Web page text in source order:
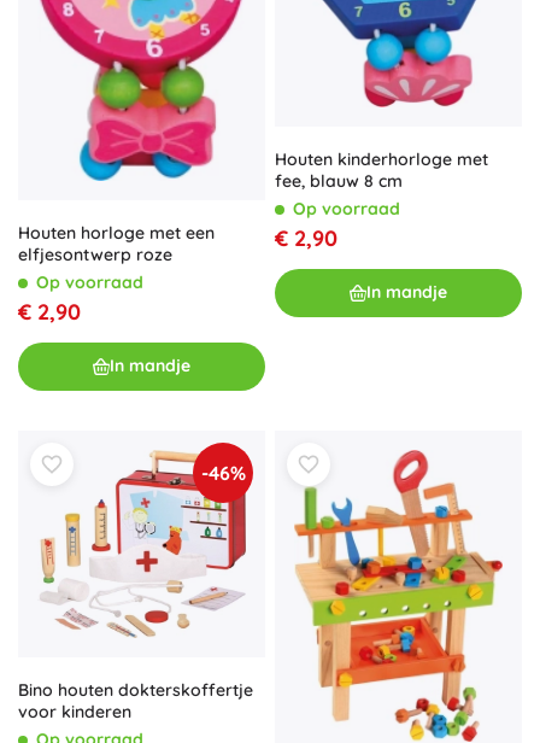
Houten horloge met een
elfjesontwerp roze
Op voorraad
€ 2,90
In mandje
Houten kinderhorloge met
fee, blauw 8 cm
Op voorraad
€ 2,90
In mandje
-46%
Bino houten dokterskoffertje
voor kinderen